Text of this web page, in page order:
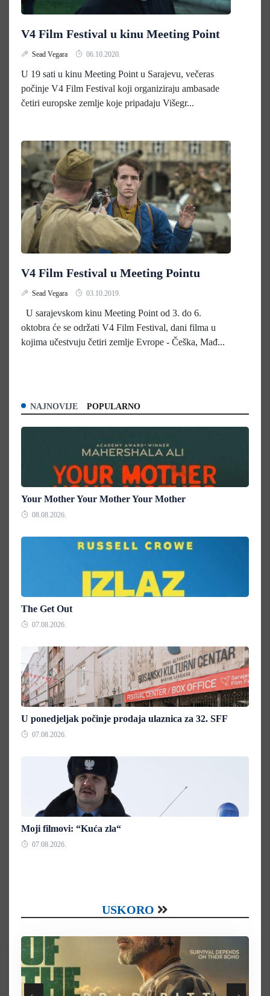
V4 Film Festival u kinu Meeting Point
Sead Vegara 06.10.2020.
U 19 sati u kinu Meeting Point u Sarajevu, večeras
počinje V4 Film Festival koji organiziraju ambasade
četiri europske zemlje koje pripadaju Višegr...
V4 Film Festival u Meeting Pointu
Sead Vegara 03.10.2019.
U sarajevskom kinu Meeting Point od 3. do 6.
oktobra će se održati V4 Film Festival, dani filma u
kojima učestvuju četiri zemlje Evrope - Češka, Mađ...
NAJNOVIJE POPULARNO
Your Mother Your Mother Your Mother
08.08.2026.
The Get Out
07.08.2026.
U ponedjeljak počinje prodaja ulaznica za 32. SFF
07.08.2026.
Moji filmovi: “Kuća zla“
07.08.2026.
USKORO